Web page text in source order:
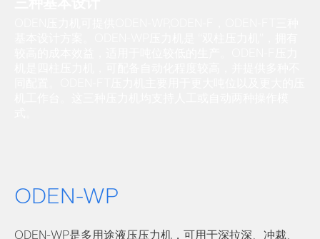
ODEN-WP
ODEN-WP是多用途液压压力机，可用于深拉深、冲裁、